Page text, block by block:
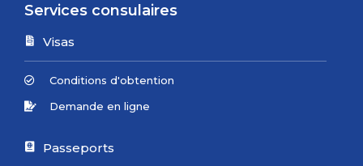
Services consulaires
Visas
Conditions d'obtention
Demande en ligne
Passeports